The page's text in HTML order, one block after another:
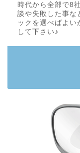
時代から全部で8
談や失敗した事
ックを選べばよい
して下さい♪